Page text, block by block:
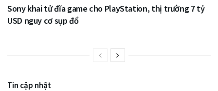
Sony khai tử đĩa game cho PlayStation, thị trường 7 tỷ
USD nguy cơ sụp đổ
Tin cập nhật